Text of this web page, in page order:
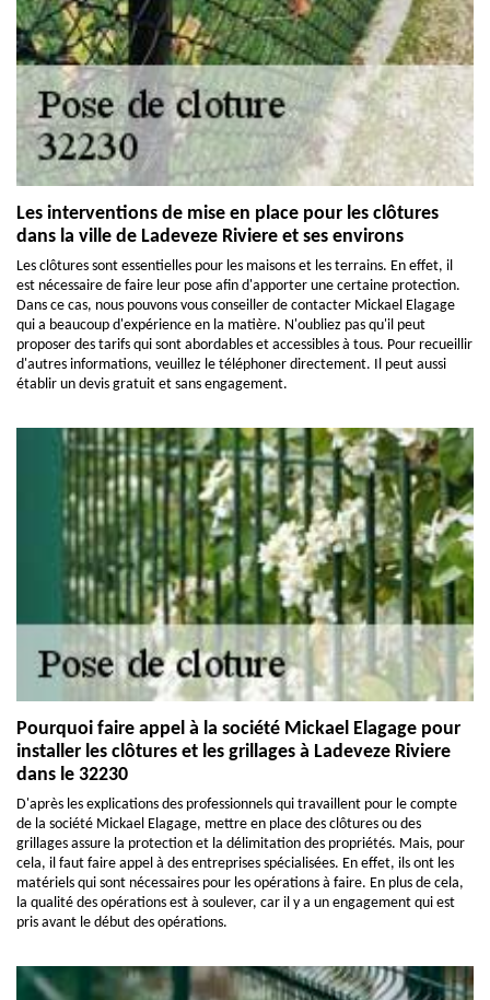
Les interventions de mise en place pour les clôtures
dans la ville de Ladeveze Riviere et ses environs
Les clôtures sont essentielles pour les maisons et les terrains. En effet, il
est nécessaire de faire leur pose afin d'apporter une certaine protection.
Dans ce cas, nous pouvons vous conseiller de contacter Mickael Elagage
qui a beaucoup d'expérience en la matière. N'oubliez pas qu'il peut
proposer des tarifs qui sont abordables et accessibles à tous. Pour recueillir
d'autres informations, veuillez le téléphoner directement. Il peut aussi
établir un devis gratuit et sans engagement.
Pourquoi faire appel à la société Mickael Elagage pour
installer les clôtures et les grillages à Ladeveze Riviere
dans le 32230
D'après les explications des professionnels qui travaillent pour le compte
de la société Mickael Elagage, mettre en place des clôtures ou des
grillages assure la protection et la délimitation des propriétés. Mais, pour
cela, il faut faire appel à des entreprises spécialisées. En effet, ils ont les
matériels qui sont nécessaires pour les opérations à faire. En plus de cela,
la qualité des opérations est à soulever, car il y a un engagement qui est
pris avant le début des opérations.